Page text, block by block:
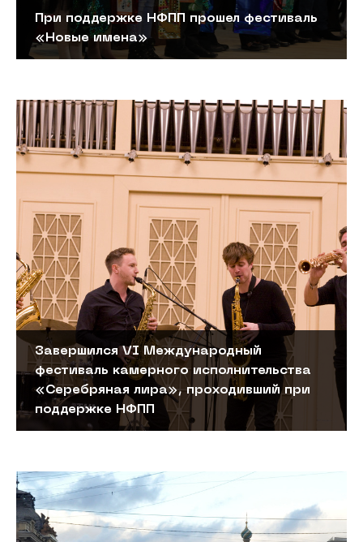
При поддержке НФПП прошел фестиваль
«Новые имена»
Завершился VI Международный
фестиваль камерного исполнительства
«Серебряная лира», проходивший при
поддержке НФПП